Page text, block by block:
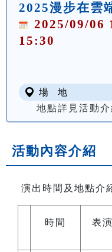
2025漫步在雲
2025/09/06
15:30
場 地
地點詳見活動介
活動內容介紹
演出時間及地點介
時間 表